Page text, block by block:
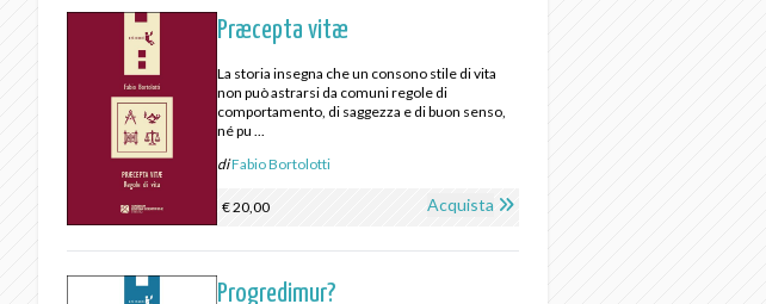
Præcepta vitæ
La storia insegna che un consono stile di vita
non può astrarsi da comuni regole di
comportamento, di saggezza e di buon senso,
né pu ...
diFabio Bortolotti
€ 20,00 Acquista
Progredimur?